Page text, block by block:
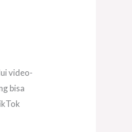
video-
bisa